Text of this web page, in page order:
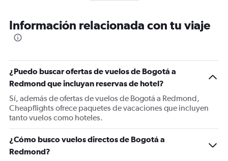
Información relacionada con tu viaje
¿Puedo buscar ofertas de vuelos de Bogotá a
Redmond que incluyan reservas de hotel?
Sí, además de ofertas de vuelos de Bogotá a Redmond,
Cheapflights ofrece paquetes de vacaciones que incluyen
tanto vuelos como hoteles.
¿Cómo busco vuelos directos de Bogotá a
Redmond?